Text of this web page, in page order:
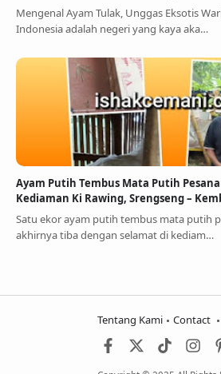
Mengenal Ayam Tulak, Unggas Eksotis
Indonesia adalah negeri yang kaya aka…
Ayam Putih Tembus Mata Putih
Kediaman Ki Rawing, Srengseng –
Satu ekor ayam putih tembus mata putih
akhirnya tiba dengan selamat di kediam…
Tentang Kami Contact